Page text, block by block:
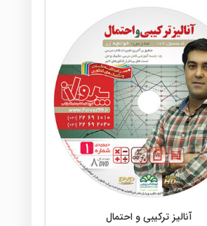
ممکن
آنالیز ترکیبی و احتمال